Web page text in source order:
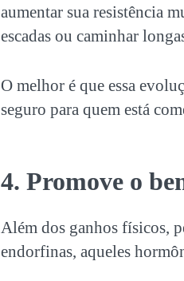
aumentar sua resistência
escadas ou caminhar
O melhor é que essa
seguro para quem está
4. Promove o
Além dos ganhos físicos,
endorfinas, aqueles